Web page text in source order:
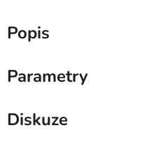
Popis
Parametry
Diskuze